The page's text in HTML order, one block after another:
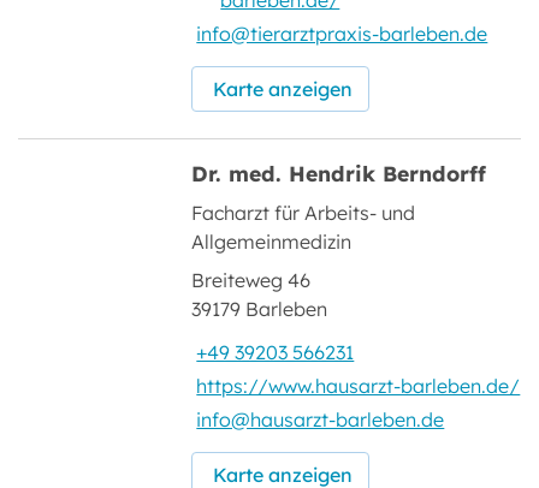
info@tierarztpraxis-barleben.de
Karte anzeigen
Dr. med. Hendrik Berndorff
Facharzt für Arbeits- und
Allgemeinmedizin
Breiteweg 46
39179 Barleben
+49 39203 566231
https://www.hausarzt-barleben.de/
info@hausarzt-barleben.de
Karte anzeigen